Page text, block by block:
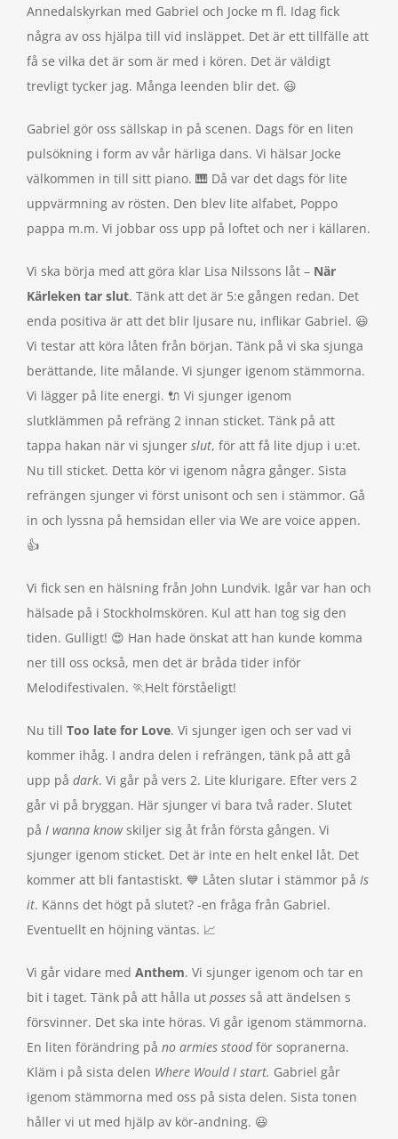
Annedalskyrkan med Gabriel och Jocke m fl. Idag fick
några av oss hjälpa till vid insläppet. Det är ett tillfälle att
få se vilka det är som är med i kören. Det är väldigt
trevligt tycker jag. Många leenden blir det. 😃
Gabriel gör oss sällskap in på scenen. Dags för en liten
pulsökning i form av vår härliga dans. Vi hälsar Jocke
välkommen in till sitt piano. 🎹 Då var det dags för lite
uppvärmning av rösten. Den blev lite alfabet, Poppo
pappa m.m. Vi jobbar oss upp på loftet och ner i källaren.
Vi ska börja med att göra klar Lisa Nilssons låt – När
Kärleken tar slut. Tänk att det är 5:e gången redan. Det
enda positiva är att det blir ljusare nu, inflikar Gabriel. 😃
Vi testar att köra låten från början. Tänk på vi ska sjunga
berättande, lite målande. Vi sjunger igenom stämmorna.
Vi lägger på lite energi. 🔌 Vi sjunger igenom
slutklämmen på refräng 2 innan sticket. Tänk på att
tappa hakan när vi sjunger slut, för att få lite djup i u:et.
Nu till sticket. Detta kör vi igenom några gånger. Sista
refrängen sjunger vi först unisont och sen i stämmor. Gå
in och lyssna på hemsidan eller via We are voice appen.
👍
Vi fick sen en hälsning från John Lundvik. Igår var han och
hälsade på i Stockholmskören. Kul att han tog sig den
tiden. Gulligt! 😍 Han hade önskat att han kunde komma
ner till oss också, men det är bråda tider inför
Melodifestivalen. 🏃Helt förståeligt!
Nu till Too late for Love. Vi sjunger igen och ser vad vi
kommer ihåg. I andra delen i refrängen, tänk på att gå
upp på dark. Vi går på vers 2. Lite klurigare. Efter vers 2
går vi på bryggan. Här sjunger vi bara två rader. Slutet
på I wanna knowskiljer sig åt från första gången. Vi
sjunger igenom sticket. Det är inte en helt enkel låt. Det
kommer att bli fantastiskt. 💙 Låten slutar i stämmor på Is
it. Känns det högt på slutet? -en fråga från Gabriel.
Eventuellt en höjning väntas. 📈
Vi går vidare med Anthem. Vi sjunger igenom och tar en
bit i taget. Tänk på att hålla ut posses så att ändelsen s
försvinner. Det ska inte höras. Vi går igenom stämmorna.
En liten förändring på no armies stood för sopranerna.
Kläm i på sista delen Where Would I start. Gabriel går
igenom stämmorna med oss på sista delen. Sista tonen
håller vi ut med hjälp av kör-andning. 😃